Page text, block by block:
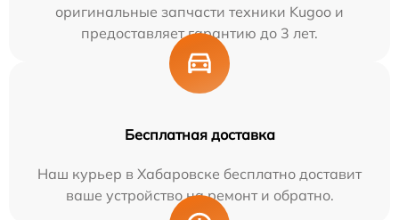
оригинальные запчасти техники Kugoo и
предоставляет гарантию до 3 лет.
Бесплатная доставка
Наш курьер в Хабаровске бесплатно доставит
ваше устройство на ремонт и обратно.